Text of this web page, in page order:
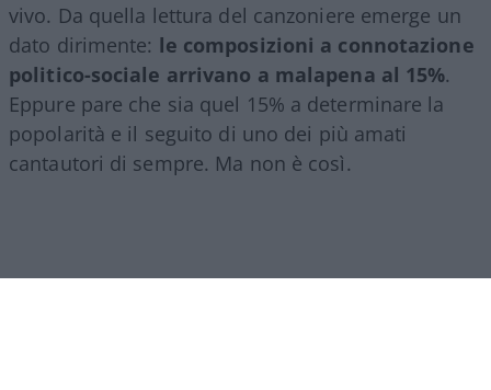
vivo. Da quella lettura del canzoniere emerge un
dato dirimente: le composizioni a connotazione
politico-sociale arrivano a malapena al 15%.
Eppure pare che sia quel 15% a determinare la
popolarità e il seguito di uno dei più amati
cantautori di sempre. Ma non è così.